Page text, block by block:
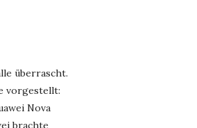
überrascht.
vorgestellt:
Nova
brachte